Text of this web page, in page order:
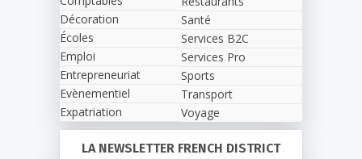
Décoration
Écoles
Emploi
Entrepreneuriat
Evènementiel
Expatriation
Santé
Services B2C
Services Pro
Sports
Transport
Voyage
LA NEWSLETTER FRENCH DISTRICT